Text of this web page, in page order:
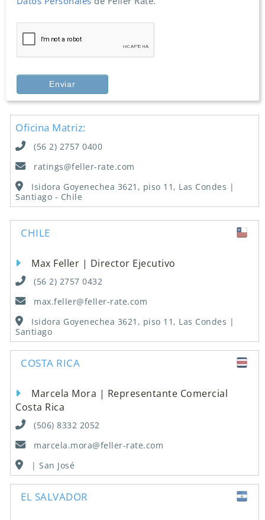
Oficina Matriz:
(56 2) 2757 0400
ratings@feller-rate.com
Isidora Goyenechea 3621, piso 11, Las Condes |
Santiago - Chile
CHILE
Max Feller | Director Ejecutivo
(56 2) 2757 0432
max.feller@feller-rate.com
Isidora Goyenechea 3621, piso 11, Las Condes |
Santiago
COSTA RICA
Marcela Mora | Representante Comercial
Costa Rica
(506) 8332 2052
marcela.mora@feller-rate.com
| San José
EL SALVADOR